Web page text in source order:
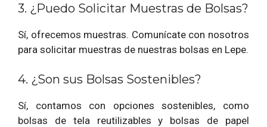
3. ¿Puedo Solicitar Muestras de Bolsas?
Sí, ofrecemos muestras. Comunícate con nosotros
para solicitar muestras de nuestras bolsas en Lepe.
4. ¿Son sus Bolsas Sostenibles?
Sí, contamos con opciones sostenibles, como
bolsas de tela reutilizables y bolsas de papel